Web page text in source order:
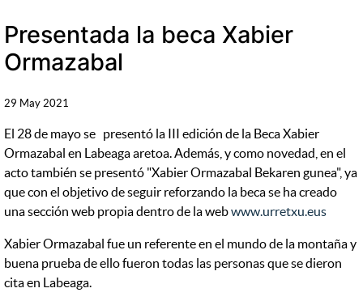
Presentada la beca Xabier
Ormazabal
29 May 2021
El 28 de mayo se presentó la III edición de la Beca Xabier
Ormazabal en Labeaga aretoa. Además, y como novedad, en el
acto también se presentó "Xabier Ormazabal Bekaren gunea", ya
que con el objetivo de seguir reforzando la beca se ha creado
una sección web propia dentro de la webwww.urretxu.eus
Xabier Ormazabal fue un referente en el mundo de la montaña y
buena prueba de ello fueron todas las personas que se dieron
cita en Labeaga.